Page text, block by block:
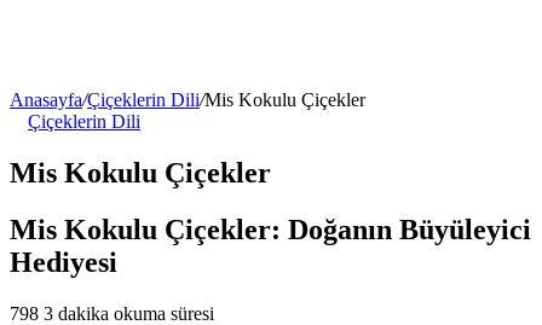
Anasayfa/Çiçeklerin Dili/Mis Kokulu Çiçekler
Çiçeklerin Dili
Mis Kokulu Çiçekler
Mis Kokulu Çiçekler: Doğanın Büyüleyici
Hediyesi
798 3 dakika okuma süresi